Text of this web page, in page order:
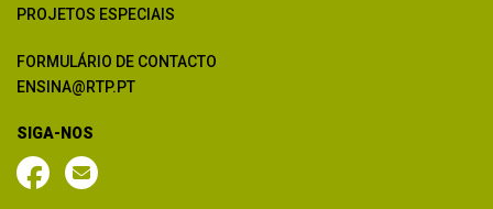
PROJETOS ESPECIAIS
FORMULÁRIO DE CONTACTO
ENSINA@RTP.PT
SIGA-NOS